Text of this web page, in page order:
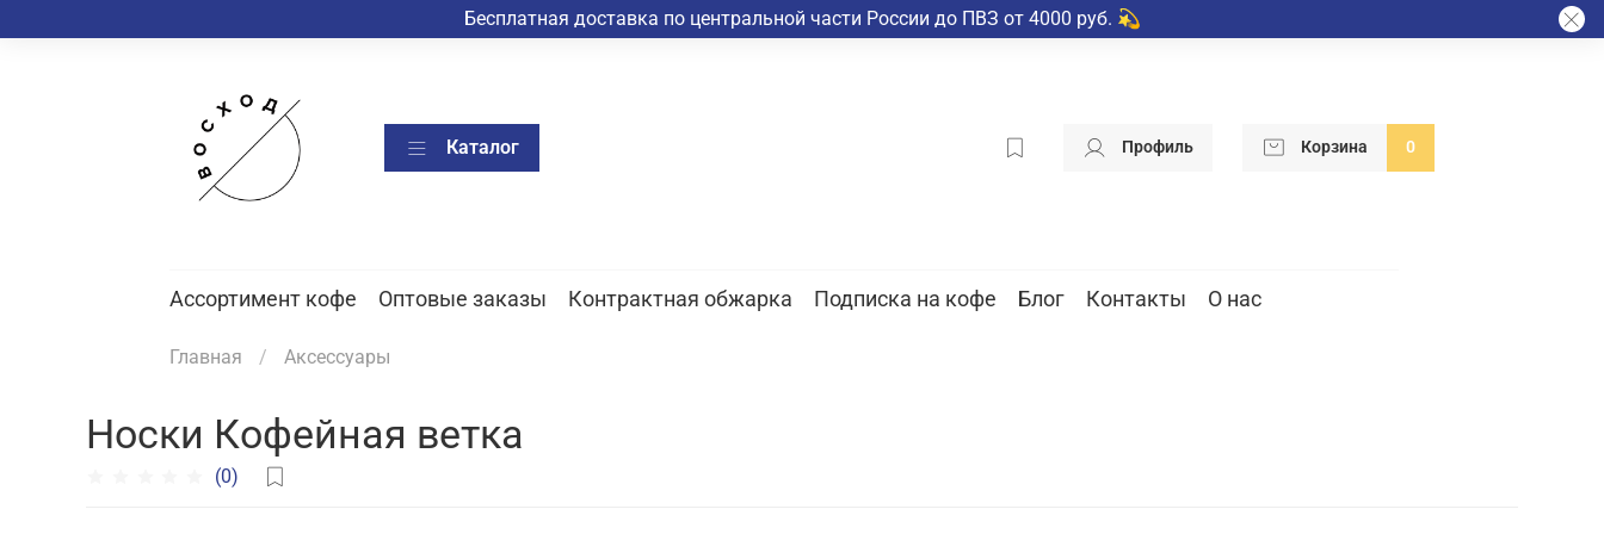
Бесплатная доставка по центральной части России до ПВЗ от 4000 руб. 💫
Каталог Профиль Корзина 0
Ассортимент кофе Оптовые заказы Контрактная обжарка Подписка на кофе Блог Контакты О нас
Главная Аксессуары
Носки Кофейная ветка
(0)